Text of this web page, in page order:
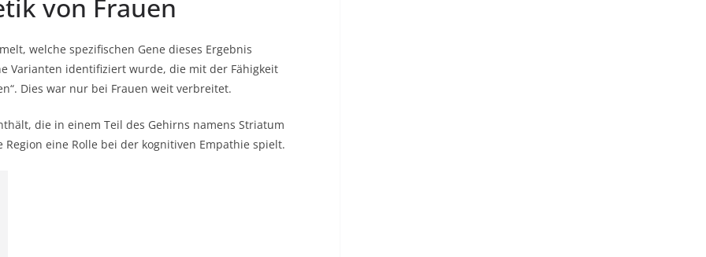
von Frauen
welche spezifischen Gene dieses Ergebnis
Varianten identifiziert wurde, die mit der Fähigkeit
Dies war nur bei Frauen weit verbreitet.
die in einem Teil des Gehirns namens Striatum
eine Rolle bei der kognitiven Empathie spielt.